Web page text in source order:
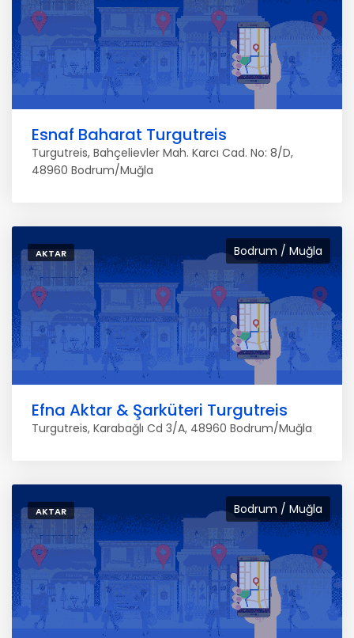
Esnaf Baharat Turgutreis
Turgutreis, Bahçelievler Mah. Karcı Cad. No: 8/D,
48960 Bodrum/Muğla
Bodrum / Muğla
AKTAR
Efna Aktar & Şarküteri Turgutreis
Turgutreis, Karabağlı Cd 3/A, 48960 Bodrum/Muğla
Bodrum / Muğla
AKTAR